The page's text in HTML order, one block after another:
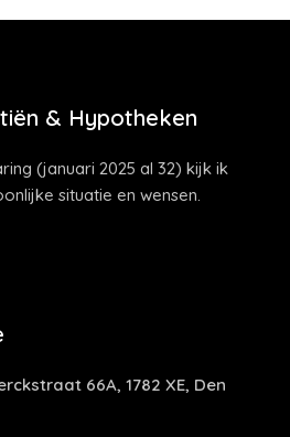
& Hypotheken
(januari 2025 al 32) kijk ik
situatie en wensen.
66A, 1782 XE, Den